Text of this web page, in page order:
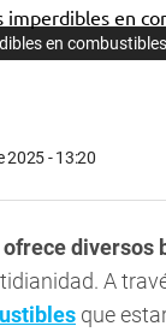
en
2025 - 13:20
ofrece diversos
A
que